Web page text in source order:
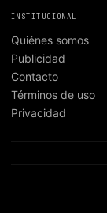
INSTITUCIONAL
Quiénes somos
Publicidad
Contacto
Términos de uso
Privacidad